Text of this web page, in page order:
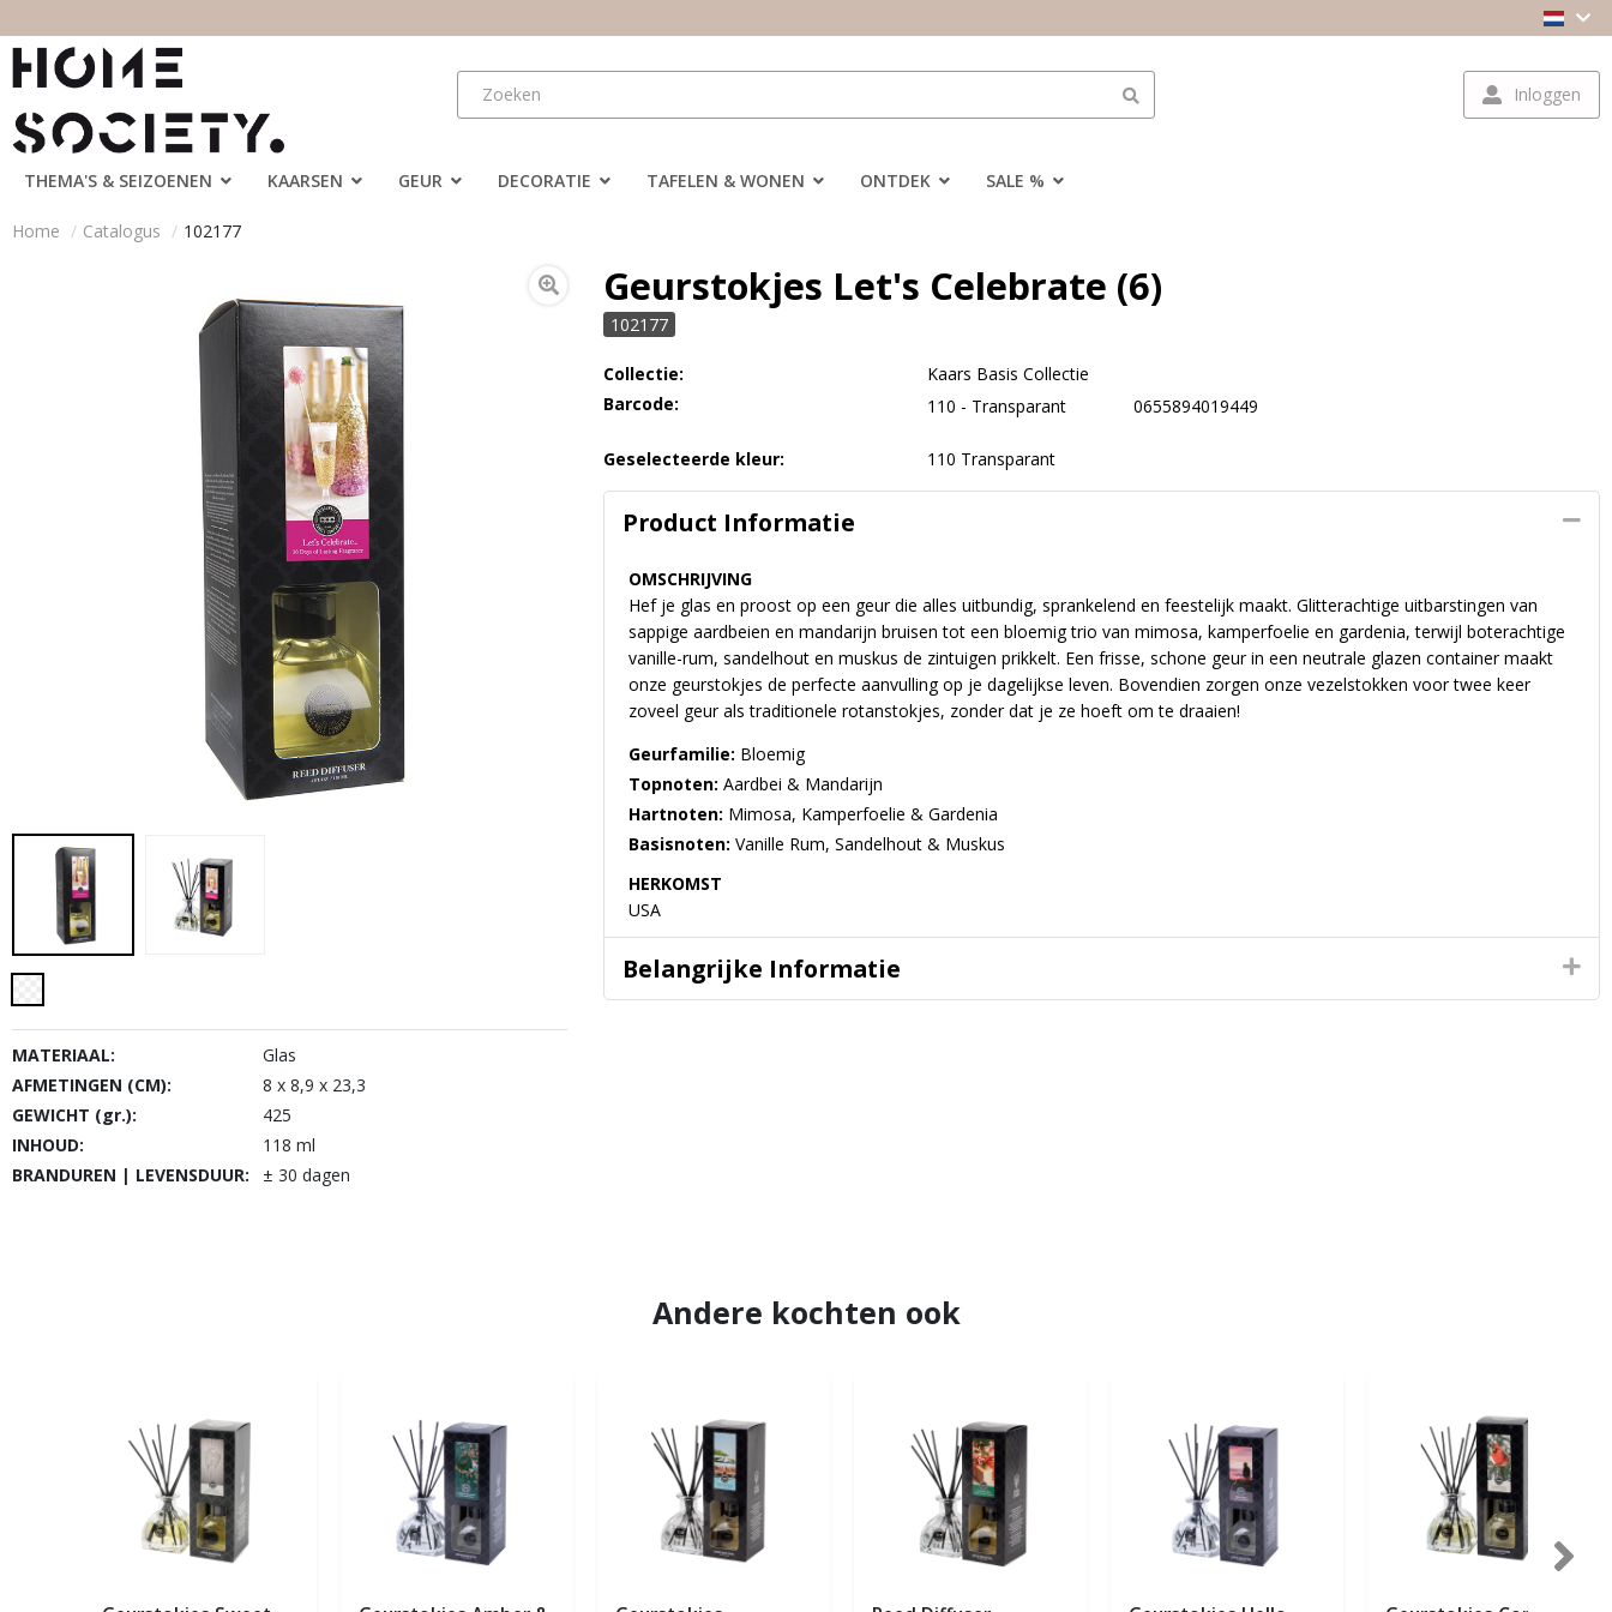
Inloggen
THEMA'S & SEIZOENEN KAARSEN GEUR DECORATIE TAFELEN & WONEN ONTDEK SALE %
Home Catalogus 102177
MATERIAAL:
Glas
AFMETINGEN (CM):
8 x 8,9 x 23,3
GEWICHT (gr.):
425
INHOUD:
118 ml
BRANDUREN | LEVENSDUUR:
± 30 dagen
Geurstokjes Let's Celebrate (6)
102177
Collectie:
Kaars Basis Collectie
Barcode:
110 - Transparant 0655894019449
Geselecteerde kleur: 110 Transparant
Product Informatie
OMSCHRIJVING
Hef je glas en proost op een geur die alles uitbundig, sprankelend en feestelijk maakt. Glitterachtige uitbarstingen van
sappige aardbeien en mandarijn bruisen tot een bloemig trio van mimosa, kamperfoelie en gardenia, terwijl boterachtige
vanille-rum, sandelhout en muskus de zintuigen prikkelt. Een frisse, schone geur in een neutrale glazen container maakt
onze geurstokjes de perfecte aanvulling op je dagelijkse leven. Bovendien zorgen onze vezelstokken voor twee keer
zoveel geur als traditionele rotanstokjes, zonder dat je ze hoeft om te draaien!
Geurfamilie: Bloemig
Topnoten: Aardbei & Mandarijn
Hartnoten: Mimosa, Kamperfoelie & Gardenia
Basisnoten: Vanille Rum, Sandelhout & Muskus
HERKOMST
USA
Belangrijke Informatie
Andere kochten ook